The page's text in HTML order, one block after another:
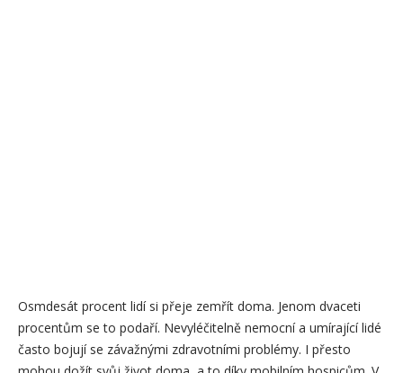
Osmdesát procent lidí si přeje zemřít doma. Jenom dvaceti
procentům se to podaří. Nevyléčitelně nemocní a umírající lidé
často bojují se závažnými zdravotními problémy. I přesto